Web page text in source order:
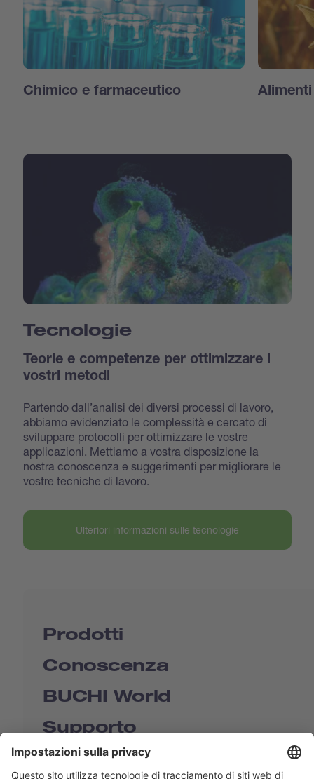
Chimico e farmaceutico
Tecnologie
Teorie e competenze per ottimizzare i
vostri metodi
Partendo dall’analisi dei diversi processi di lavoro,
abbiamo evidenziato le complessità e cercato di
sviluppare protocolli per ottimizzare le vostre
applicazioni. Mettiamo a vostra disposizione la
nostra conoscenza e suggerimenti per migliorare le
vostre tecniche di lavoro.
Ulteriori informazioni sulle tecnologie
Prodotti
Conoscenza
BUCHI World
Supporto
Shop